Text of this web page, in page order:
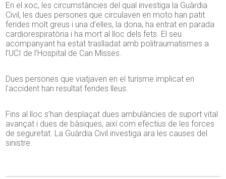
En el xoc, les circumstàncies del qual investiga la Guàrdia
Civil, les dues persones que circulaven en moto han patit
ferides molt greus i una d’elles, la dona, ha entrat en parada
cardiorespiratòria i ha mort al lloc dels fets. El seu
acompanyant ha estat traslladat amb politraumatismes a
l’UCI de l’Hospital de Can Misses.
Dues persones que viatjaven en el turisme implicat en
l’accident han resultat ferides lleus.
Fins al lloc s’han desplaçat dues ambulàncies de suport vital
avançat i dues de bàsiques, així com efectius de les forces
de seguretat. La Guàrdia Civil investiga ara les causes del
sinistre.